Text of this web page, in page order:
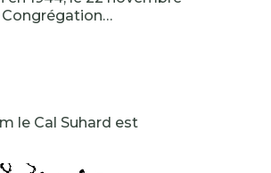
Congrégation…
le Cal Suhard est